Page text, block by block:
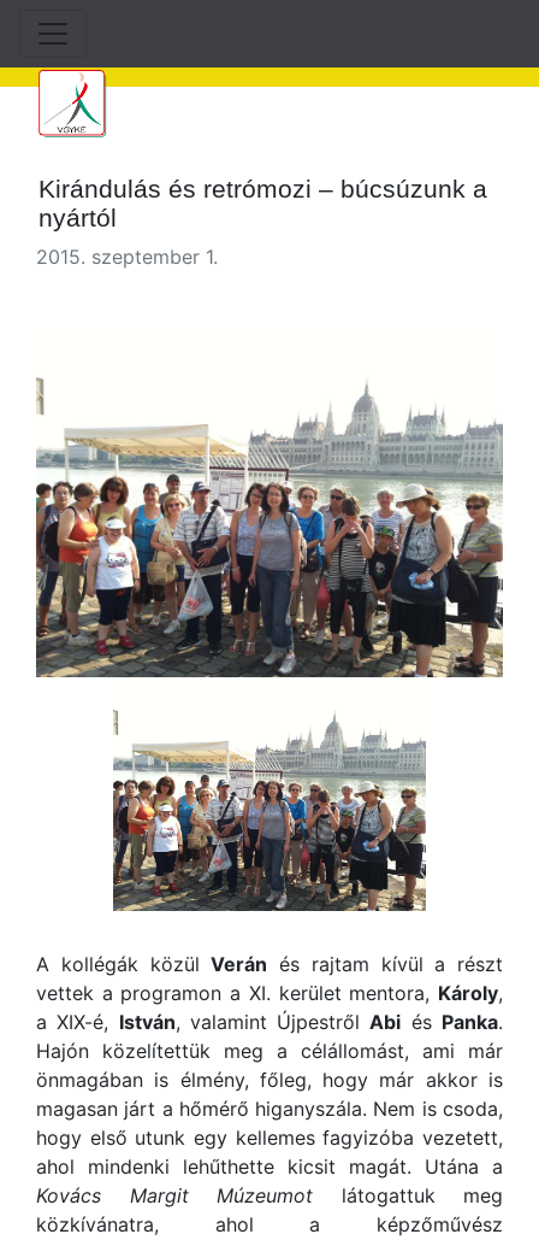
Kirándulás és retrómozi – búcsúzunk a
nyártól
2015. szeptember 1.
A kollégák közülVerán és rajtam kívül a részt
vettek a programon a XI. kerület mentora, Károly,
a XIX-é, István, valamint ÚjpestrőlAbi és Panka.
Hajón közelítettük meg a célállomást, ami már
önmagában is élmény, főleg, hogy már akkor is
magasan járt a hőmérő higanyszála. Nem is csoda,
hogy első utunk egy kellemes fagyizóba vezetett,
ahol mindenki lehűthette kicsit magát. Utána a
Kovács Margit Múzeumot látogattuk meg
közkívánatra, ahol a képzőművész